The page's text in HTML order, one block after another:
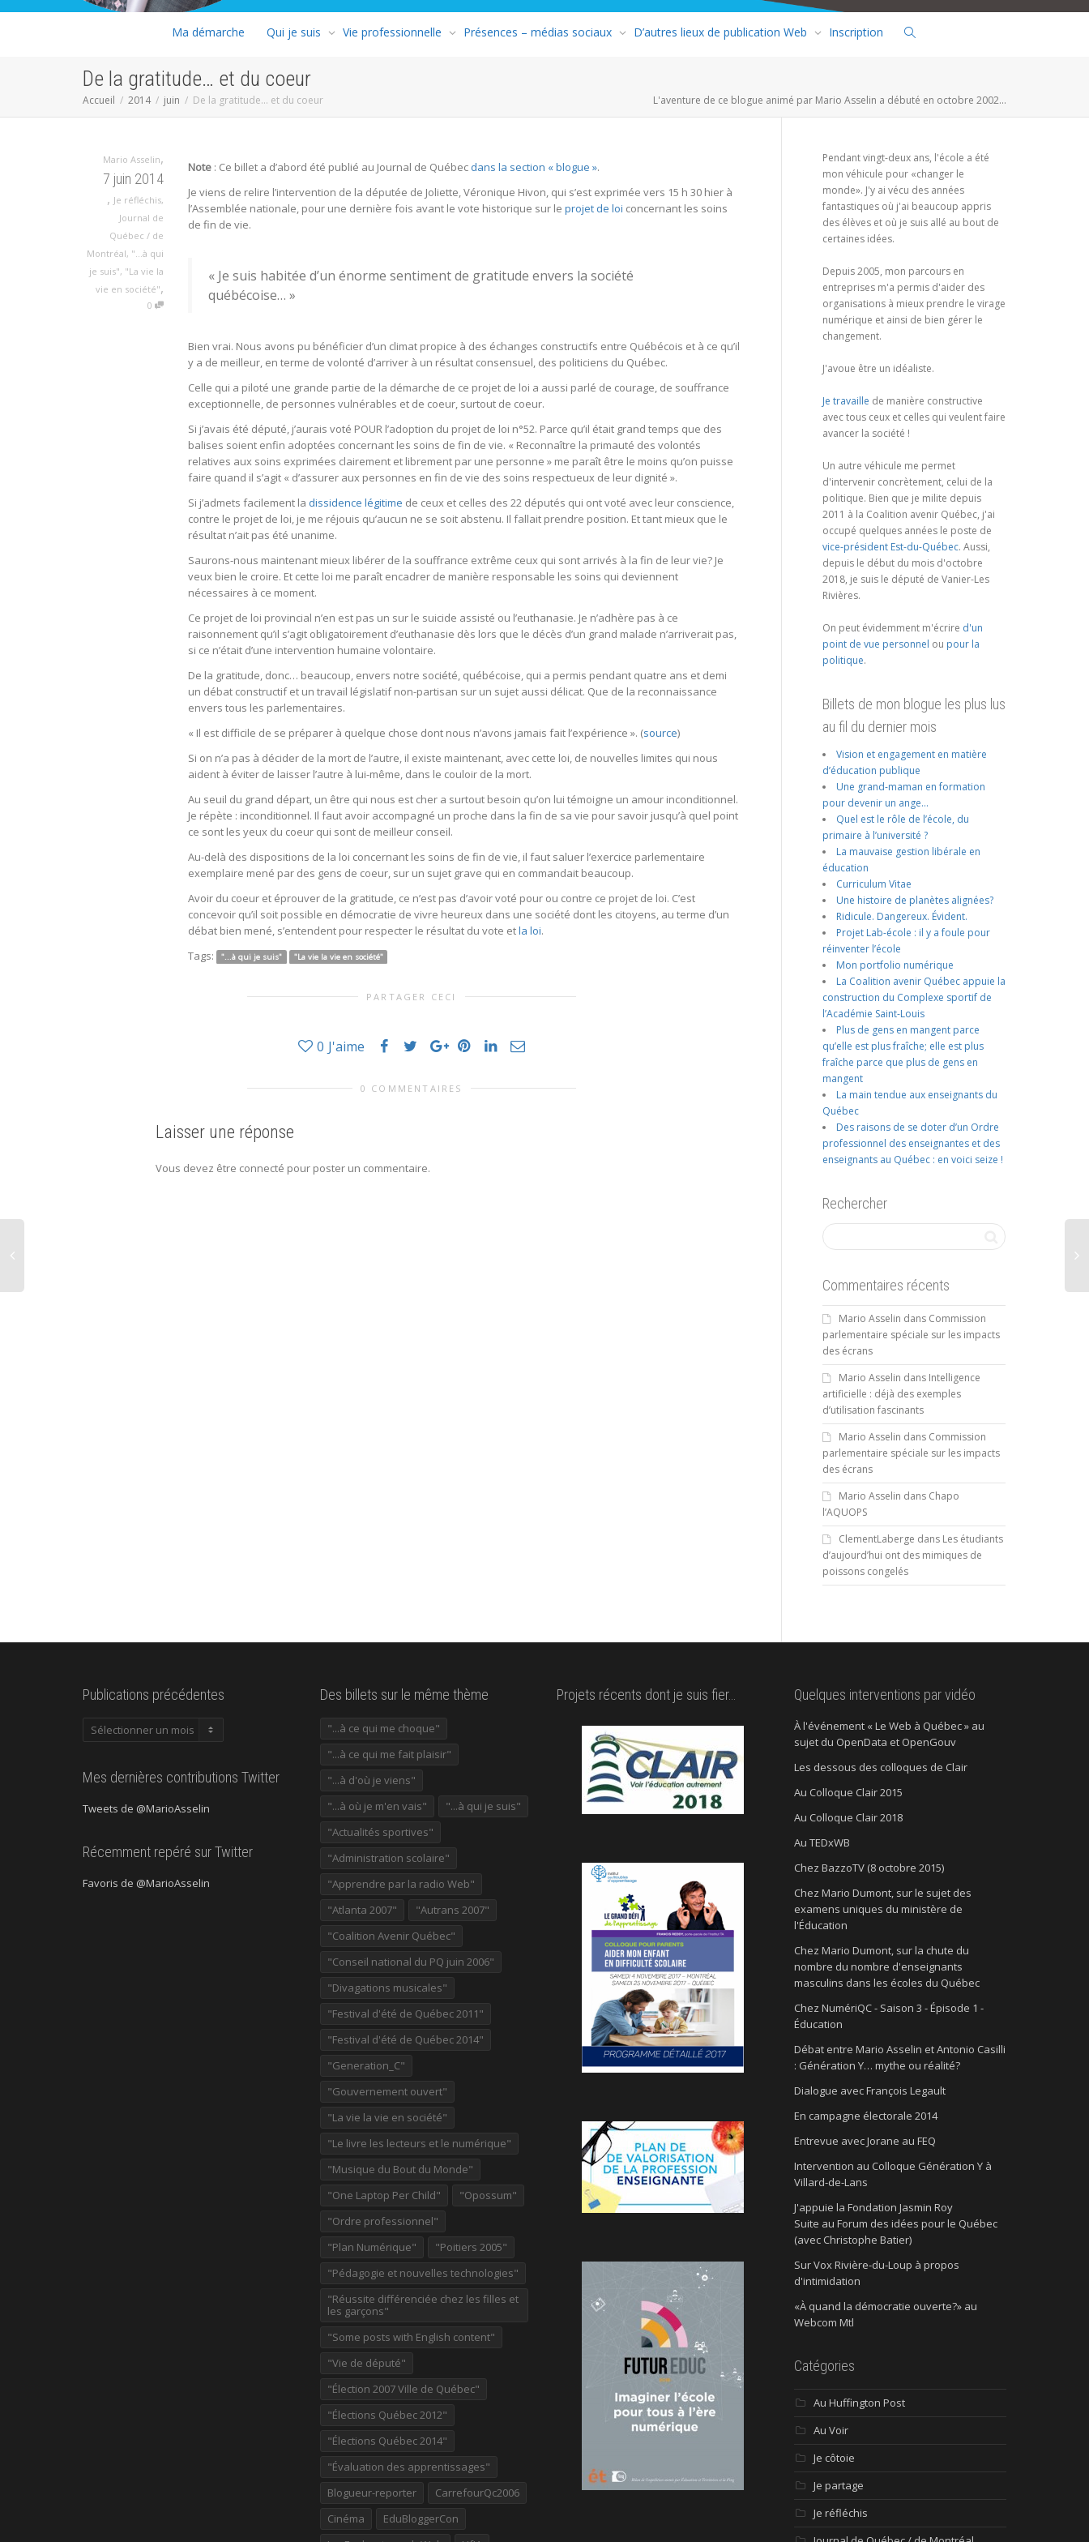
Ma démarche Qui je suis Vie professionnelle Présences – médias sociaux D’autres lieux de publication Web Inscription
De la gratitude… et du coeur
Accueil 2014 juin De la gratitude… et du coeur L'aventure de ce blogue animé par Mario Asselin a débuté en octobre 2002...
Mario Asselin,
7 juin 2014
, Je réfléchis,
Journal de
Québec / de
Montréal, "...à qui
je suis", "La vie la
vie en société",
0
Note : Ce billet a d’abord été publié au Journal de Québec dans la section « blogue ».
Je viens de relire l’intervention de la députée de Joliette, Véronique Hivon, qui s’est exprimée vers 15 h 30 hier à
l’Assemblée nationale, pour une dernière fois avant le vote historique sur le projet de loi concernant les soins
de fin de vie.
« Je suis habitée d’un énorme sentiment de gratitude envers la société
québécoise… »
Bien vrai. Nous avons pu bénéficier d’un climat propice à des échanges constructifs entre Québécois et à ce qu’il
y a de meilleur, en terme de volonté d’arriver à un résultat consensuel, des politiciens du Québec.
Celle qui a piloté une grande partie de la démarche de ce projet de loi a aussi parlé de courage, de souffrance
exceptionnelle, de personnes vulnérables et de coeur, surtout de coeur.
Si j’avais été député, j’aurais voté POUR l’adoption du projet de loi n°52. Parce qu’il était grand temps que des
balises soient enfin adoptées concernant les soins de fin de vie. « Reconnaître la primauté des volontés
relatives aux soins exprimées clairement et librement par une personne » me paraît être le moins qu’on puisse
faire quand il s’agit « d’assurer aux personnes en fin de vie des soins respectueux de leur dignité ».
Si j’admets facilement la dissidence légitime de ceux et celles des 22 députés qui ont voté avec leur conscience,
contre le projet de loi, je me réjouis qu’aucun ne se soit abstenu. Il fallait prendre position. Et tant mieux que le
résultat n’ait pas été unanime.
Saurons-nous maintenant mieux libérer de la souffrance extrême ceux qui sont arrivés à la fin de leur vie? Je
veux bien le croire. Et cette loi me paraît encadrer de manière responsable les soins qui deviennent
nécessaires à ce moment.
Ce projet de loi provincial n’en est pas un sur le suicide assisté ou l’euthanasie. Je n’adhère pas à ce
raisonnement qu’il s’agit obligatoirement d’euthanasie dès lors que le décès d’un grand malade n’arriverait pas,
si ce n’était d’une intervention humaine volontaire.
De la gratitude, donc… beaucoup, envers notre société, québécoise, qui a permis pendant quatre ans et demi
un débat constructif et un travail législatif non-partisan sur un sujet aussi délicat. Que de la reconnaissance
envers tous les parlementaires.
« Il est difficile de se préparer à quelque chose dont nous n’avons jamais fait l’expérience ». (source)
Si on n’a pas à décider de la mort de l’autre, il existe maintenant, avec cette loi, de nouvelles limites qui nous
aident à éviter de laisser l’autre à lui-même, dans le couloir de la mort.
Au seuil du grand départ, un être qui nous est cher a surtout besoin qu’on lui témoigne un amour inconditionnel.
Je répète : inconditionnel. Il faut avoir accompagné un proche dans la fin de sa vie pour savoir jusqu’à quel point
ce sont les yeux du coeur qui sont de meilleur conseil.
Au-delà des dispositions de la loi concernant les soins de fin de vie, il faut saluer l’exercice parlementaire
exemplaire mené par des gens de coeur, sur un sujet grave qui en commandait beaucoup.
Avoir du coeur et éprouver de la gratitude, ce n’est pas d’avoir voté pour ou contre ce projet de loi. C’est
concevoir qu’il soit possible en démocratie de vivre heureux dans une société dont les citoyens, au terme d’un
débat bien mené, s’entendent pour respecter le résultat du vote etla loi.
Tags:
"...à qui je suis" "La vie la vie en société"
PARTAGER CECI
0 J'aime
0 COMMENTAIRES
Laisser une réponse
Vous devez être connecté pour poster un commentaire.
Pendant vingt-deux ans, l'école a été
mon véhicule pour «changer le
monde». J'y ai vécu des années
fantastiques où j'ai beaucoup appris
des élèves et où je suis allé au bout de
certaines idées.
Depuis 2005, mon parcours en
entreprises m'a permis d'aider des
organisations à mieux prendre le virage
numérique et ainsi de bien gérer le
changement.
J'avoue être un idéaliste.
Je travaille de manière constructive
avec tous ceux et celles qui veulent faire
avancer la société !
Un autre véhicule me permet
d'intervenir concrètement, celui de la
politique. Bien que je milite depuis
2011 à la Coalition avenir Québec, j'ai
occupé quelques années le poste de
vice-président Est-du-Québec. Aussi,
depuis le début du mois d'octobre
2018, je suis le député de Vanier-Les
Rivières.
On peut évidemment m'écrire d'un
point de vue personnel ou pour la
politique.
Billets de mon blogue les plus lus
au fil du dernier mois
Vision et engagement en matière
d’éducation publique
Une grand-maman en formation
pour devenir un ange…
Quel est le rôle de l’école, du
primaire à l’université ?
La mauvaise gestion libérale en
éducation
Curriculum Vitae
Une histoire de planètes alignées?
Ridicule. Dangereux. Évident.
Projet Lab-école : il y a foule pour
réinventer l’école
Mon portfolio numérique
La Coalition avenir Québec appuie la
construction du Complexe sportif de
l’Académie Saint-Louis
Plus de gens en mangent parce
qu’elle est plus fraîche; elle est plus
fraîche parce que plus de gens en
mangent
La main tendue aux enseignants du
Québec
Des raisons de se doter d’un Ordre
professionnel des enseignantes et des
enseignants au Québec : en voici seize !
Rechercher
Commentaires récents
Mario Asselin dans Commission
parlementaire spéciale sur les impacts
des écrans
Mario Asselin dans Intelligence
artificielle : déjà des exemples
d’utilisation fascinants
Mario Asselin dans Commission
parlementaire spéciale sur les impacts
des écrans
Mario Asselin dans Chapo
l’AQUOPS
ClementLaberge dans Les étudiants
d’aujourd’hui ont des mimiques de
poissons congelés
Publications précédentes
Publications
Mes dernières contributions Twitter
Tweets de @MarioAsselin
Récemment repéré sur Twitter
Favoris de @MarioAsselin
Des billets sur le même thème
"...à ce qui me choque"
"...à ce qui me fait plaisir"
"...à d'où je viens"
"...à où je m'en vais"
"...à qui je suis"
"Actualités sportives"
"Administration scolaire"
"Apprendre par la radio Web"
"Atlanta 2007"
"Autrans 2007"
"Coalition Avenir Québec"
"Conseil national du PQ juin 2006"
"Divagations musicales"
"Festival d'été de Québec 2011"
"Festival d'été de Québec 2014"
"Generation_C"
"Gouvernement ouvert"
"La vie la vie en société"
"Le livre les lecteurs et le numérique"
"Musique du Bout du Monde"
"One Laptop Per Child"
"Opossum"
"Ordre professionnel"
"Plan Numérique"
"Poitiers 2005"
"Pédagogie et nouvelles technologies"
"Réussite différenciée chez les filles et
les garçons"
"Some posts with English content"
"Vie de député"
"Élection 2007 Ville de Québec"
"Élections Québec 2012"
"Élections Québec 2014"
"Évaluation des apprentissages"
Blogueur-reporter
CarrefourQc2006
Cinéma
EduBloggerCon
Projets récents dont je suis fier… Quelques interventions par vidéo
À l'événement « Le Web à Québec » au
sujet du OpenData et OpenGouv
Les dessous des colloques de Clair
Au Colloque Clair 2015
Au Colloque Clair 2018
Au TEDxWB
Chez BazzoTV (8 octobre 2015)
Chez Mario Dumont, sur le sujet des
examens uniques du ministère de
l'Éducation
Chez Mario Dumont, sur la chute du
nombre du nombre d'enseignants
masculins dans les écoles du Québec
Chez NumériQC - Saison 3 - Épisode 1 -
Éducation
Débat entre Mario Asselin et Antonio Casilli
: Génération Y… mythe ou réalité?
Dialogue avec François Legault
En campagne électorale 2014
Entrevue avec Jorane au FEQ
Intervention au Colloque Génération Y à
Villard-de-Lans
J'appuie la Fondation Jasmin Roy
Suite au Forum des idées pour le Québec
(avec Christophe Batier)
Sur Vox Rivière-du-Loup à propos
d'intimidation
«À quand la démocratie ouverte?» au
Webcom Mtl
Catégories
Au Huffington Post
Au Voir
Je côtoie
Je partage
Je réfléchis